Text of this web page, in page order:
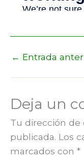
← Entrada
Deja un
Tu dirección de
publicada. Los
marcados con *